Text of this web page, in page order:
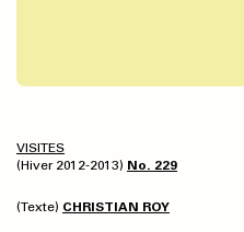
VISITES
(Hiver 2012-2013) No. 229
(Texte) CHRISTIAN ROY